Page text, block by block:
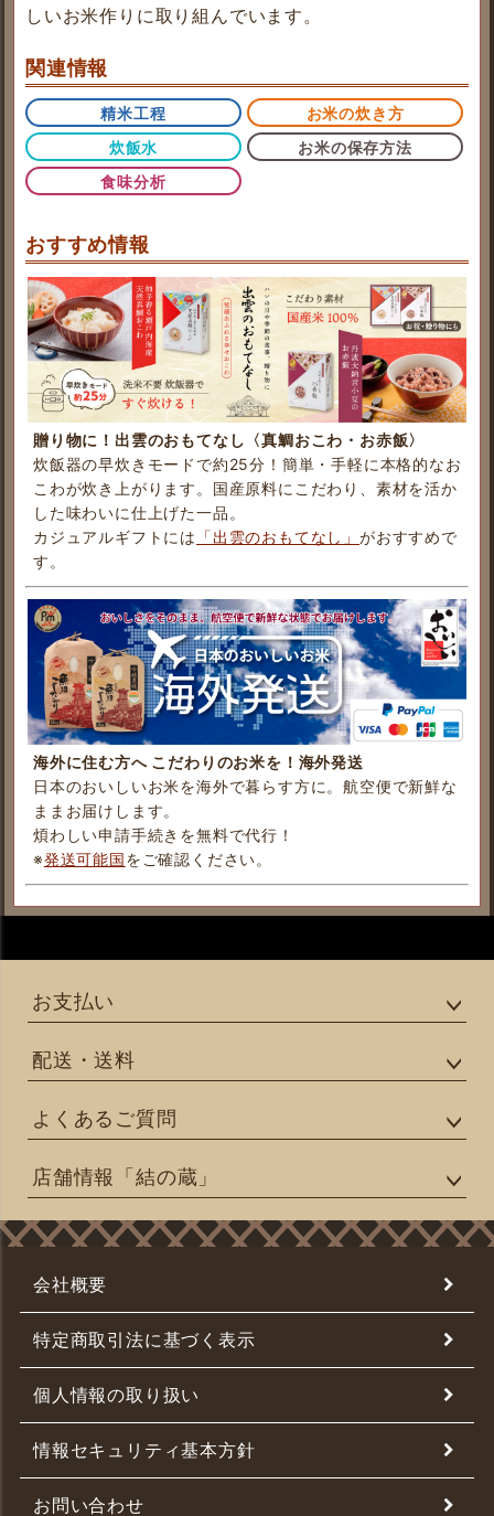
しいお米作りに取り組んでいます。
関連情報
精米工程
お米の炊き方
炊飯水
お米の保存方法
食味分析
おすすめ情報
贈り物に！出雲のおもてなし〈真鯛おこわ・お赤飯〉
炊飯器の早炊きモードで約25分！簡単・手軽に本格的なお
こわが炊き上がります。国産原料にこだわり、素材を活か
した味わいに仕上げた一品。
カジュアルギフトには 「出雲のおもてなし」がおすすめで
す。
海外に住む方へ こだわりのお米を！海外発送
日本のおいしいお米を海外で暮らす方に。航空便で新鮮な
ままお届けします。
煩わしい申請手続きを無料で代行！
※発送可能国をご確認ください。
お支払い
配送・送料
よくあるご質問
店舗情報「結の蔵」
会社概要
特定商取引法に基づく表示
個人情報の取り扱い
情報セキュリティ基本方針
お問い合わせ